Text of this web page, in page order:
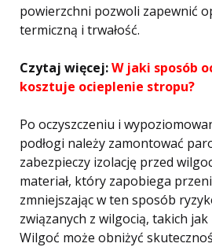
powierzchni pozwoli zapewnić
termiczną i trwałość.
Czytaj więcej:W jaki sposób
kosztuje ocieplenie stropu?
Po oczyszczeniu i
podłogi należy zamontować
zabezpieczy izolację przed
materiał, który zapobiega
zmniejszając w ten sposób
związanych z wilgocią, takich
Wilgoć może obniżyć